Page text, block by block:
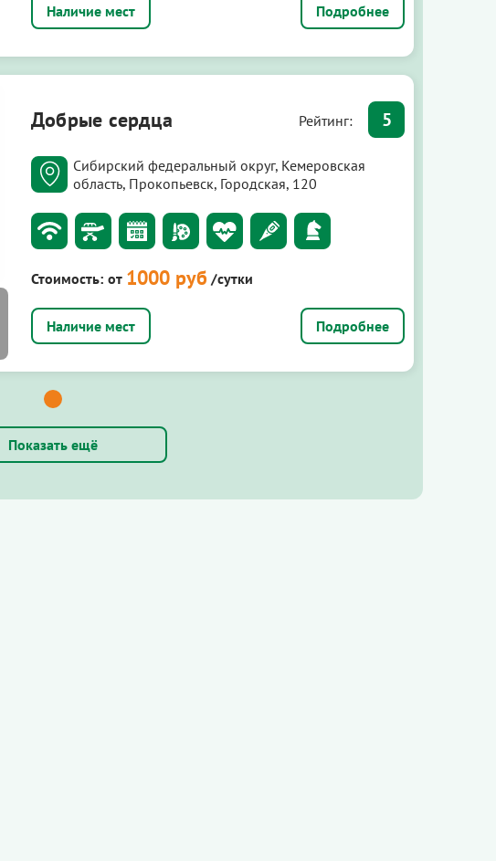
Подробнее
Добрые сердца Рейтинг: 5
Сибирский федеральный округ, Кемеровская
область, Прокопьевск, Городская, 120
Стоимость: от 1000 руб /сутки
Подробнее
Показать ещё